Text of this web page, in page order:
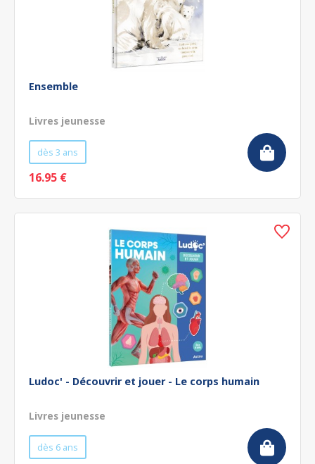
Ensemble
Livres jeunesse
dès 3 ans
16.95 €
Ludoc' - Découvrir et jouer - Le corps humain
Livres jeunesse
dès 6 ans